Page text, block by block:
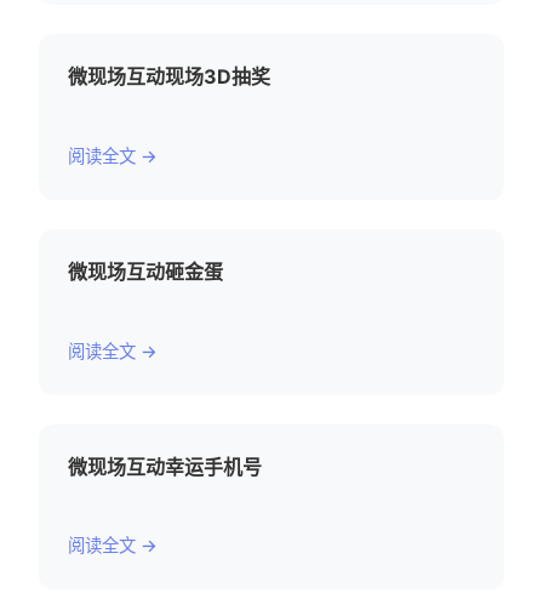
微现场互动现场3D抽奖
阅读全文 →
微现场互动砸金蛋
阅读全文 →
微现场互动幸运手机号
阅读全文 →